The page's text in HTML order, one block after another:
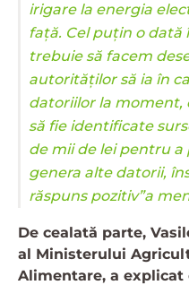
irigare la energia
față. Cel puțin o dată
trebuie să facem
autorităților să ia în
datoriilor la moment,
să fie identificate
de mii de lei pentru
genera alte datorii,
răspuns pozitiv”a
De cealată parte,
al Ministerului
Alimentare, a explicat